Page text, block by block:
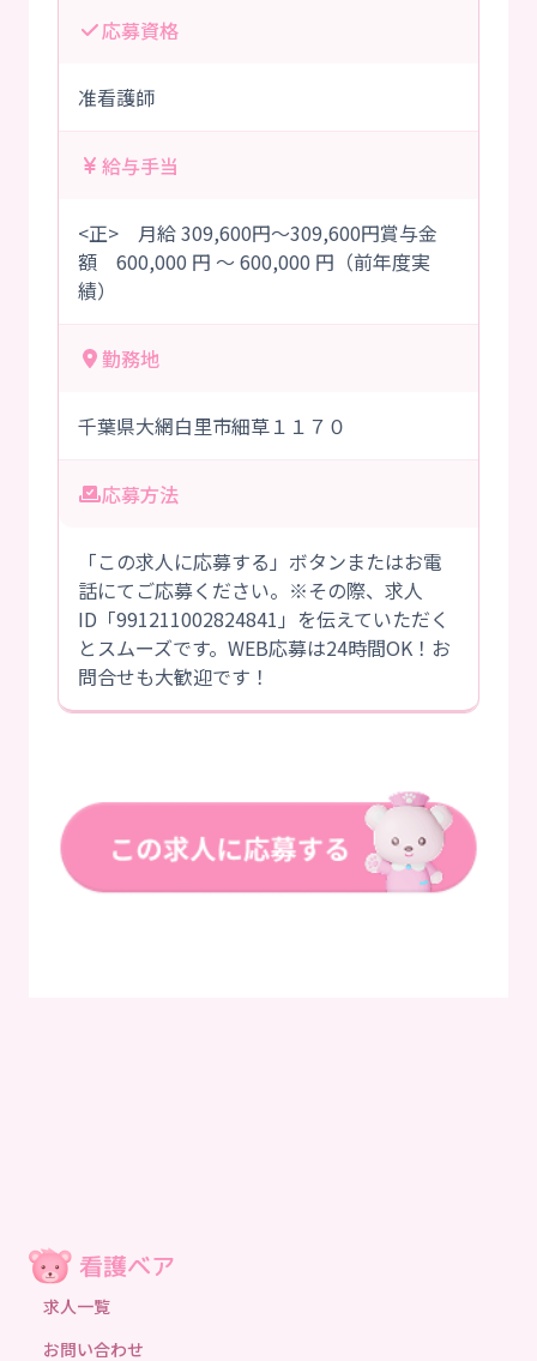
応募資格
准看護師
給与手当
<正> 月給 309,600円～309,600円賞与金
額 600,000 円 ～ 600,000 円（前年度実
績）
勤務地
千葉県大網白里市細草１１７０
応募方法
「この求人に応募する」ボタンまたはお電
話にてご応募ください。※その際、求人
ID「991211002824841」を伝えていただく
とスムーズです。WEB応募は24時間OK！お
問合せも大歓迎です！
求人一覧
お問い合わせ